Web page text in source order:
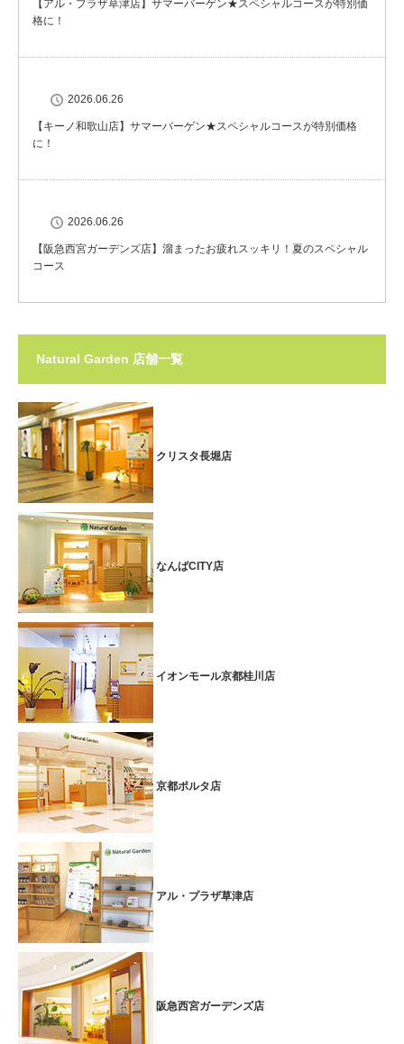
【アル・プラザ草津店】サマーバーゲン★スペシャルコースが特別価
格に！
2026.06.26
【キーノ和歌山店】サマーバーゲン★スペシャルコースが特別価格
に！
2026.06.26
【阪急西宮ガーデンズ店】溜まったお疲れスッキリ！夏のスペシャル
コース
Natural Garden 店舗一覧
クリスタ長堀店
なんばCITY店
イオンモール京都桂川店
京都ポルタ店
アル・プラザ草津店
阪急西宮ガーデンズ店